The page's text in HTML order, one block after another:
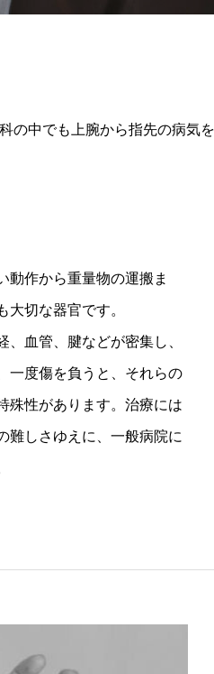
の中でも上腕から指先の病気
動作から重量物の運搬ま
大切な器官です。
血管、腱などが密集し、
一度傷を負うと、それらの
殊性があります。治療には
難しさゆえに、一般病院に